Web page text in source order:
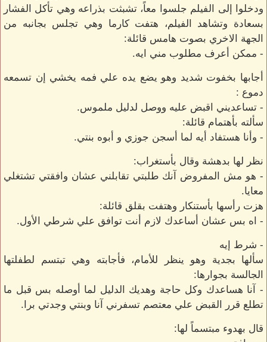
ودخلوا إلى الفيلم جلسوا معاً، تشبثت بذراعه وهي تأكل الفشار
بسعادة وتشاهد الفيلم، هتفت كارما وهي تجلس بجانبه من
الجهة الاخري بصوت هامس قائلة:
- ممكن أعرف مطلوب مني ايه.
أجابها بخفوت شديد وهو يضع يده علي فمه يخشي إن تسمعه
دموع :
- تساعديني اقبض عليه ووصل لدليل ملموس.
سألته بأهتمام قائلة:
- وأنا هستفاد أيه لما أسجن جوزي و أبوه بنتي.
نظر لها بدهشة وقال بأستغراب:
- هو مش المفروض آنك طلبتي تقابلني عشان وافقتي تشتغلي
معايا.
هزت رأسها بأستنكار وهتفت بقلق قائلة:
- اه بس عشان أساعدك لازم أنت توافق علي شرطي الأول.
- شرط إيه
سألها بجدية وهو ينظر للأمام، فأجابته وهي تبتسم لطفلتها
الجالسة بجوارها:
- آنا هساعدك وكل حاجة وهديك الدليل لما أوصله بس قبل ما
تطلع قرر القبض علي معتصم تسفرني آنا وبنتي وجدتي برا.
قال بهدوء مبتسماً لها: